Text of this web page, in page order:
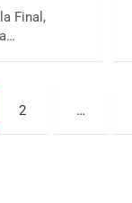
Final,
2 …